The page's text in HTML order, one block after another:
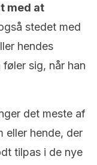
med at
stedet med
hendes
sig, når han
det meste af
eller hende, der
tilpas i de nye